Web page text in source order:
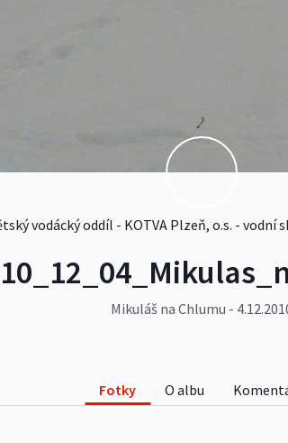
vodácký oddíl - KOTVA Plzeň, o.s. - vodní
Mikuláš na Chlumu -
Fotky O albu